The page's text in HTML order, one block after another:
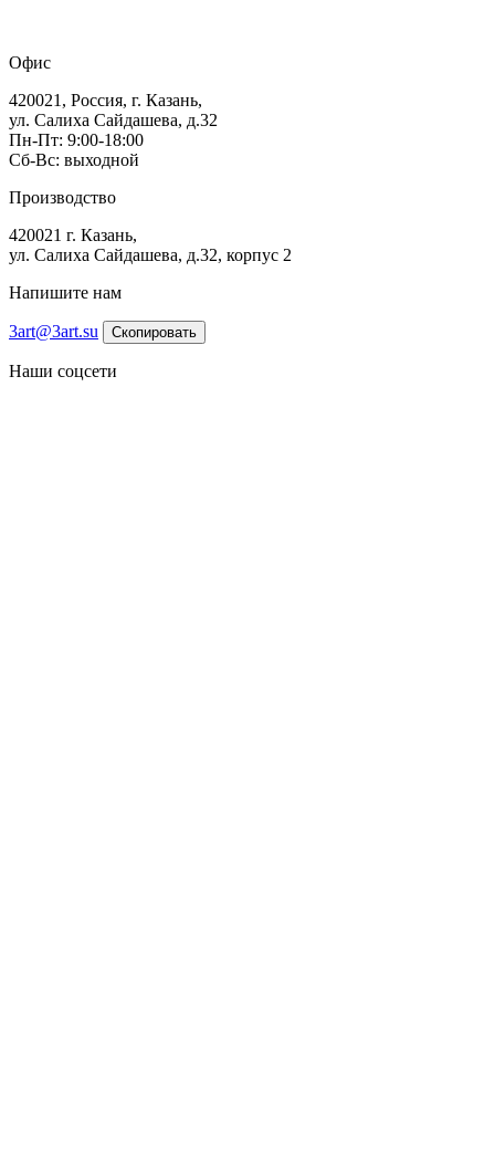
Офис
420021, Россия, г. Казань,
ул. Салиха Сайдашева, д.32
Пн-Пт: 9:00-18:00
Сб-Вс: выходной
Производство
420021 г. Казань,
ул. Салиха Сайдашева, д.32, корпус 2
Напишите нам
3art@3art.su Скопировать
Наши соцсети